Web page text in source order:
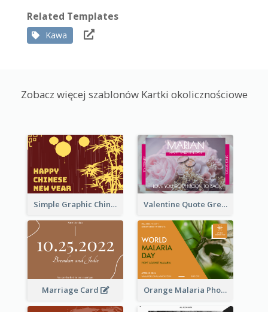
Related Templates
Kawa
Zobacz więcej szablonów Kartki okolicznościowe
Simple Graphic Chinese New Year In Red And Yellow Valentine Quote Greeting Card
Marriage Card Orange Malaria Photo World Malaria Day Greeting Card